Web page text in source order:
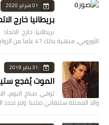
01 فبراير 2020
بريطانيا خارج
الأوروبي، منهية بذلك 47 عاما من الزواج الصاخب بين لند…
31 يناير 2019
الموت يُفجع
والد الممثلة ستيفاني صليبا. ولم تحدد